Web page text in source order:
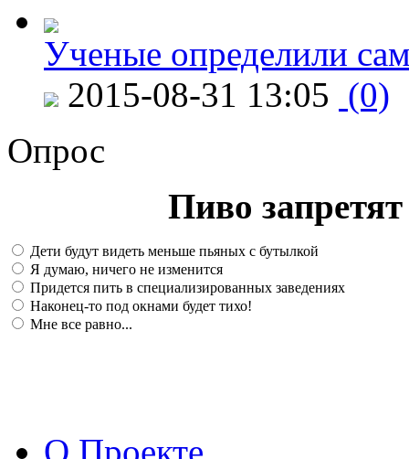
Ученые определили
2015-08-31 13:05 (0)
Опрос
Пиво
Дети будут видеть меньше пьяных с бутылкой
Я думаю, ничего не изменится
Придется пить в специализированных заведениях
Наконец-то под окнами будет тихо!
Мне все равно...
О Проекте